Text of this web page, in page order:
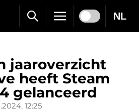
NL
jaaroverzicht
heeft Steam
gelanceerd
12:25